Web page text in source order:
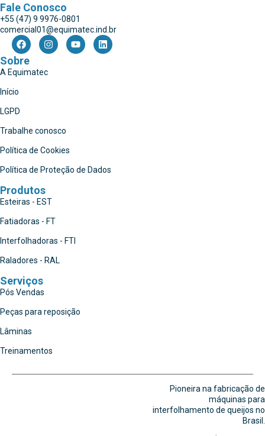
Fale Conosco
+55 (47) 9 9976-0801
comercial01@equimatec.ind.br
Sobre
A Equimatec
Início
LGPD
Trabalhe conosco
Política de Cookies
Política de Proteção de Dados
Produtos
Esteiras - EST
Fatiadoras - FT
Interfolhadoras - FTI
Raladores - RAL
Serviços
Pós Vendas
Peças para reposição
Lâminas
Treinamentos
Pioneira na fabricação de
máquinas para
interfolhamento de queijos no
Brasil.